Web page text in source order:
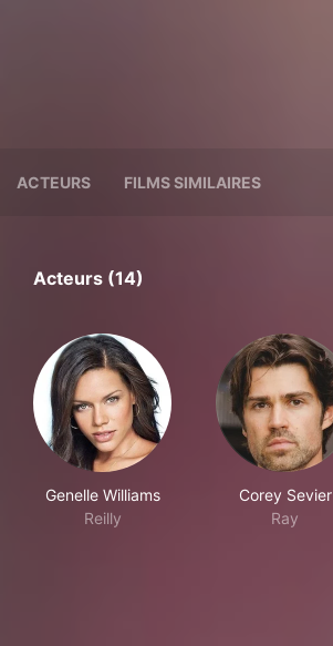
ACTEURS FILMS SIMILAIRES
Acteurs (14)
Genelle Williams
Reilly
Corey Sevier
Ray